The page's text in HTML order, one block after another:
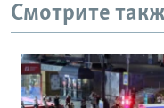
Смотрите